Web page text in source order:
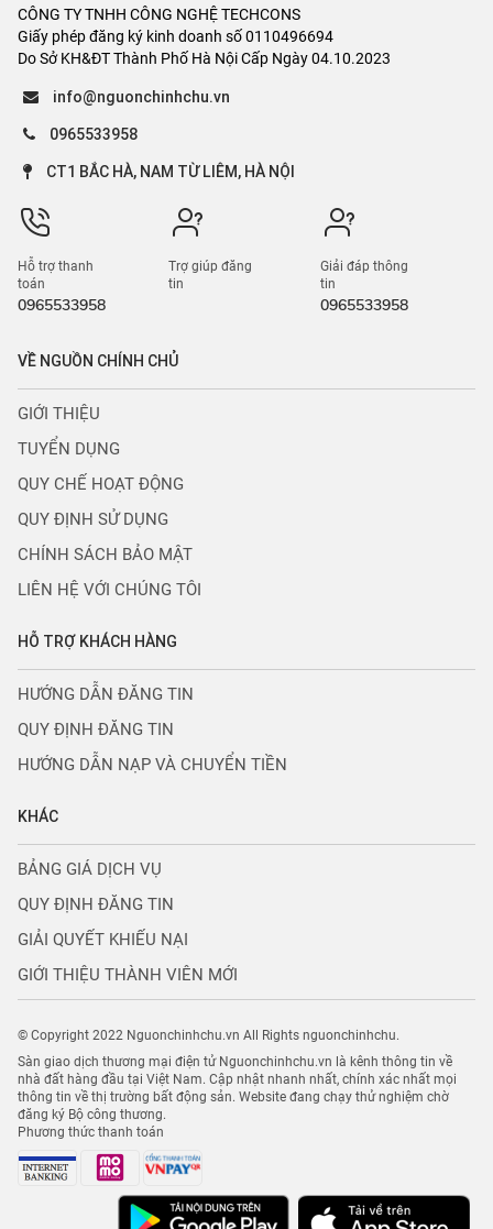
CÔNG TY TNHH CÔNG NGHỆ TECHCONS
Giấy phép đăng ký kinh doanh số 0110496694
Do Sở KH&ĐT Thành Phố Hà Nội Cấp Ngày 04.10.2023
info@nguonchinhchu.vn
0965533958
CT1 BẮC HÀ, NAM TỪ LIÊM, HÀ NỘI
Hỗ trợ thanh
toán
0965533958
Trợ giúp đăng
tin
Giải đáp thông
tin
0965533958
VỀ NGUỒN CHÍNH CHỦ
GIỚI THIỆU
TUYỂN DỤNG
QUY CHẾ HOẠT ĐỘNG
QUY ĐỊNH SỬ DỤNG
CHÍNH SÁCH BẢO MẬT
LIÊN HỆ VỚI CHÚNG TÔI
HỖ TRỢ KHÁCH HÀNG
HƯỚNG DẪN ĐĂNG TIN
QUY ĐỊNH ĐĂNG TIN
HƯỚNG DẪN NẠP VÀ CHUYỂN TIỀN
KHÁC
BẢNG GIÁ DỊCH VỤ
QUY ĐỊNH ĐĂNG TIN
GIẢI QUYẾT KHIẾU NẠI
GIỚI THIỆU THÀNH VIÊN MỚI
© Copyright 2022 Nguonchinhchu.vn All Rights nguonchinhchu.
Sàn giao dịch thương mại điện tử Nguonchinhchu.vn là kênh thông tin về
nhà đất hàng đầu tại Việt Nam. Cập nhật nhanh nhất, chính xác nhất mọi
thông tin về thị trường bất động sản. Website đang chạy thử nghiệm chờ
đăng ký Bộ công thương.
Phương thức thanh toán